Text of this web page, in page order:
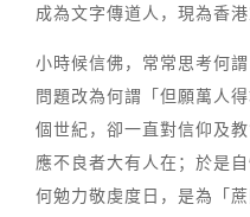
成為文字傳道人，現為香
小時候信佛，常常思考何
問題改為何謂「但願萬人
個世紀，卻一直對信仰及
應不良者大有人在；於是
何勉力敬虔度日，是為「